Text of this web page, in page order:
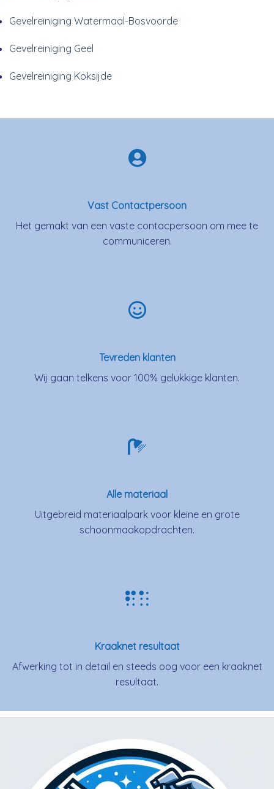
Gevelreiniging Watermaal-Bosvoorde
Gevelreiniging Geel
Gevelreiniging Koksijde
Vast Contactpersoon
Het gemakt van een vaste contacpersoon om mee te
communiceren.
Tevreden klanten
Wij gaan telkens voor 100% gelukkige klanten.
Alle materiaal
Uitgebreid materiaalpark voor kleine en grote
schoonmaakopdrachten.
Kraaknet resultaat
Afwerking tot in detail en steeds oog voor een kraaknet
resultaat.